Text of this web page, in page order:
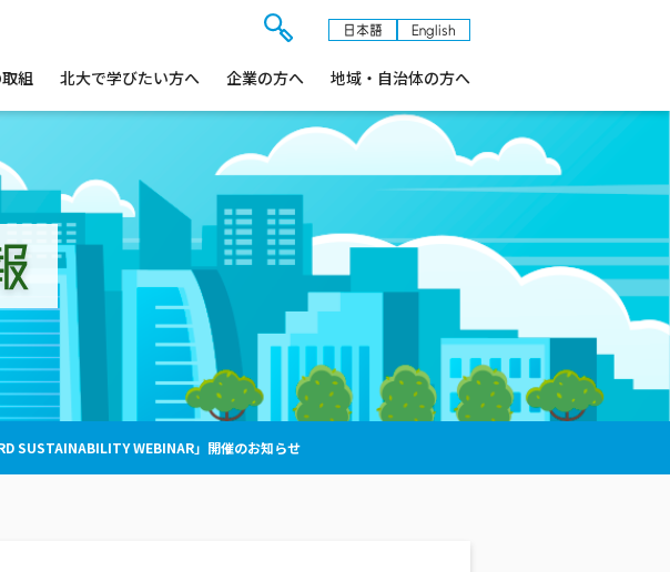
索
ォ
ー
を
開
閉
す
る
日本語 English
組 北大で学びたい方へ 企業の方へ 地域・自治体の方へ
SUSTAINABILITY WEBINAR」開催のお知らせ